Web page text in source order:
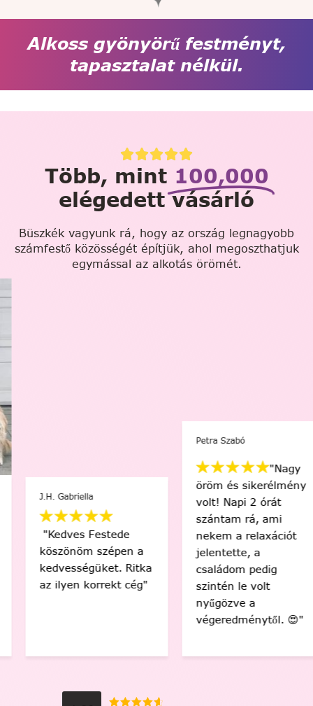
Alkoss gyönyörű festményt,
tapasztalat nélkül.
Több, mint 100,000
elégedett vásárló
Büszkék vagyunk rá, hogy az ország legnagyobb
számfestő közösségét építjük, ahol megoszthatjuk
egymással az alkotás örömét.
J.H. Gabriella
"Kedves Festede
köszönöm szépen a
kedvességüket. Ritka
az ilyen korrekt cég"
Petra Szabó
"Nagy
öröm és sikerélmény
volt! Napi 2 órát
szántam rá, ami
nekem a relaxációt
jelentette, a
családom pedig
szintén le volt
nyűgözve a
végeredménytől. 😍"